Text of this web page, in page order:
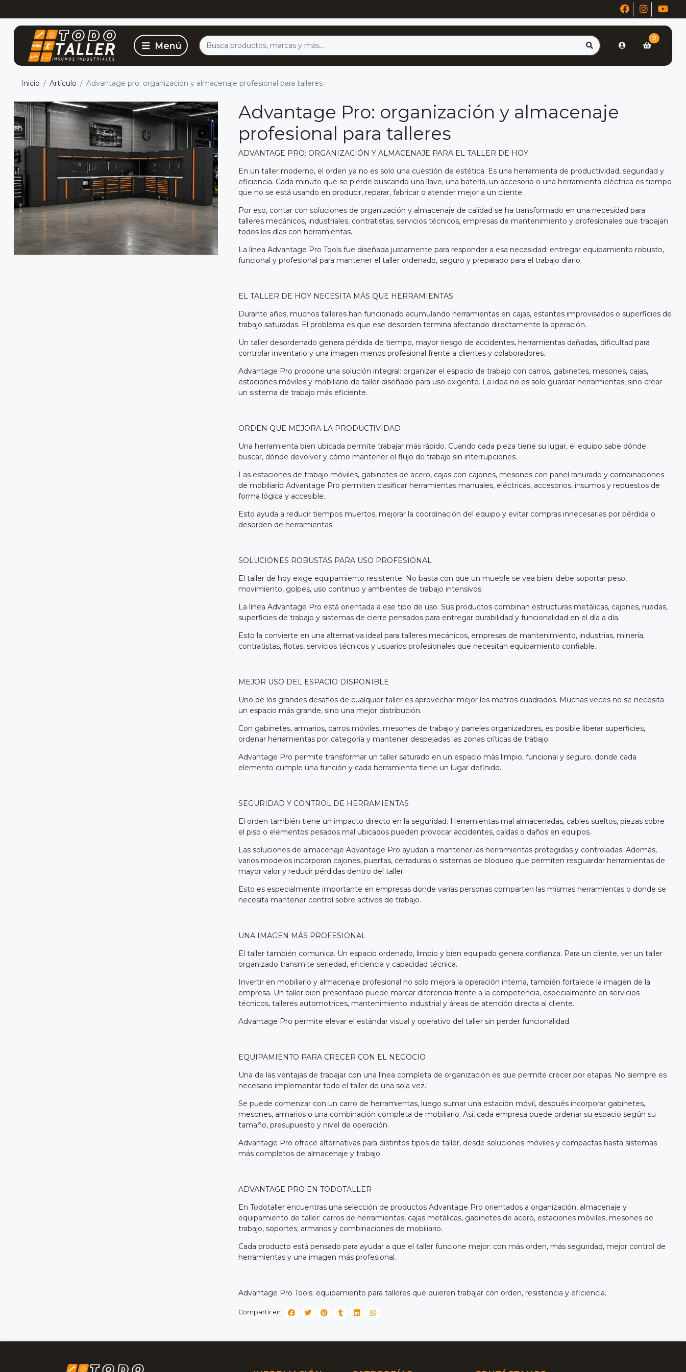
0
Inicio Artículo Advantage pro: organización y almacenaje profesional para talleres
Advantage Pro: organización y almacenaje
profesional para talleres
ADVANTAGE PRO: ORGANIZACIÓN Y ALMACENAJE PARA EL TALLER DE HOY
En un taller moderno, el orden ya no es solo una cuestión de estética. Es una herramienta de productividad, seguridad y
eficiencia. Cada minuto que se pierde buscando una llave, una batería, un accesorio o una herramienta eléctrica es tiempo
que no se está usando en producir, reparar, fabricar o atender mejor a un cliente.
Por eso, contar con soluciones de organización y almacenaje de calidad se ha transformado en una necesidad para
talleres mecánicos, industriales, contratistas, servicios técnicos, empresas de mantenimiento y profesionales que trabajan
todos los días con herramientas.
La línea Advantage Pro Tools fue diseñada justamente para responder a esa necesidad: entregar equipamiento robusto,
funcional y profesional para mantener el taller ordenado, seguro y preparado para el trabajo diario.
EL TALLER DE HOY NECESITA MÁS QUE HERRAMIENTAS
Durante años, muchos talleres han funcionado acumulando herramientas en cajas, estantes improvisados o superficies de
trabajo saturadas. El problema es que ese desorden termina afectando directamente la operación.
Un taller desordenado genera pérdida de tiempo, mayor riesgo de accidentes, herramientas dañadas, dificultad para
controlar inventario y una imagen menos profesional frente a clientes y colaboradores.
Advantage Pro propone una solución integral: organizar el espacio de trabajo con carros, gabinetes, mesones, cajas,
estaciones móviles y mobiliario de taller diseñado para uso exigente. La idea no es solo guardar herramientas, sino crear
un sistema de trabajo más eficiente.
ORDEN QUE MEJORA LA PRODUCTIVIDAD
Una herramienta bien ubicada permite trabajar más rápido. Cuando cada pieza tiene su lugar, el equipo sabe dónde
buscar, dónde devolver y cómo mantener el flujo de trabajo sin interrupciones.
Las estaciones de trabajo móviles, gabinetes de acero, cajas con cajones, mesones con panel ranurado y combinaciones
de mobiliario Advantage Pro permiten clasificar herramientas manuales, eléctricas, accesorios, insumos y repuestos de
forma lógica y accesible.
Esto ayuda a reducir tiempos muertos, mejorar la coordinación del equipo y evitar compras innecesarias por pérdida o
desorden de herramientas.
SOLUCIONES ROBUSTAS PARA USO PROFESIONAL
El taller de hoy exige equipamiento resistente. No basta con que un mueble se vea bien: debe soportar peso,
movimiento, golpes, uso continuo y ambientes de trabajo intensivos.
La línea Advantage Pro está orientada a ese tipo de uso. Sus productos combinan estructuras metálicas, cajones, ruedas,
superficies de trabajo y sistemas de cierre pensados para entregar durabilidad y funcionalidad en el día a día.
Esto la convierte en una alternativa ideal para talleres mecánicos, empresas de mantenimiento, industrias, minería,
contratistas, flotas, servicios técnicos y usuarios profesionales que necesitan equipamiento confiable.
MEJOR USO DEL ESPACIO DISPONIBLE
Uno de los grandes desafíos de cualquier taller es aprovechar mejor los metros cuadrados. Muchas veces no se necesita
un espacio más grande, sino una mejor distribución.
Con gabinetes, armarios, carros móviles, mesones de trabajo y paneles organizadores, es posible liberar superficies,
ordenar herramientas por categoría y mantener despejadas las zonas críticas de trabajo.
Advantage Pro permite transformar un taller saturado en un espacio más limpio, funcional y seguro, donde cada
elemento cumple una función y cada herramienta tiene un lugar definido.
SEGURIDAD Y CONTROL DE HERRAMIENTAS
El orden también tiene un impacto directo en la seguridad. Herramientas mal almacenadas, cables sueltos, piezas sobre
el piso o elementos pesados mal ubicados pueden provocar accidentes, caídas o daños en equipos.
Las soluciones de almacenaje Advantage Pro ayudan a mantener las herramientas protegidas y controladas. Además,
varios modelos incorporan cajones, puertas, cerraduras o sistemas de bloqueo que permiten resguardar herramientas de
mayor valor y reducir pérdidas dentro del taller.
Esto es especialmente importante en empresas donde varias personas comparten las mismas herramientas o donde se
necesita mantener control sobre activos de trabajo.
UNA IMAGEN MÁS PROFESIONAL
El taller también comunica. Un espacio ordenado, limpio y bien equipado genera confianza. Para un cliente, ver un taller
organizado transmite seriedad, eficiencia y capacidad técnica.
Invertir en mobiliario y almacenaje profesional no solo mejora la operación interna, también fortalece la imagen de la
empresa. Un taller bien presentado puede marcar diferencia frente a la competencia, especialmente en servicios
técnicos, talleres automotrices, mantenimiento industrial y áreas de atención directa al cliente.
Advantage Pro permite elevar el estándar visual y operativo del taller sin perder funcionalidad.
EQUIPAMIENTO PARA CRECER CON EL NEGOCIO
Una de las ventajas de trabajar con una línea completa de organización es que permite crecer por etapas. No siempre es
necesario implementar todo el taller de una sola vez.
Se puede comenzar con un carro de herramientas, luego sumar una estación móvil, después incorporar gabinetes,
mesones, armarios o una combinación completa de mobiliario. Así, cada empresa puede ordenar su espacio según su
tamaño, presupuesto y nivel de operación.
Advantage Pro ofrece alternativas para distintos tipos de taller, desde soluciones móviles y compactas hasta sistemas
más completos de almacenaje y trabajo.
ADVANTAGE PRO EN TODOTALLER
En Todotaller encuentras una selección de productos Advantage Pro orientados a organización, almacenaje y
equipamiento de taller: carros de herramientas, cajas metálicas, gabinetes de acero, estaciones móviles, mesones de
trabajo, soportes, armarios y combinaciones de mobiliario.
Cada producto está pensado para ayudar a que el taller funcione mejor: con más orden, más seguridad, mejor control de
herramientas y una imagen más profesional.
Advantage Pro Tools: equipamiento para talleres que quieren trabajar con orden, resistencia y eficiencia.
Compartir en: